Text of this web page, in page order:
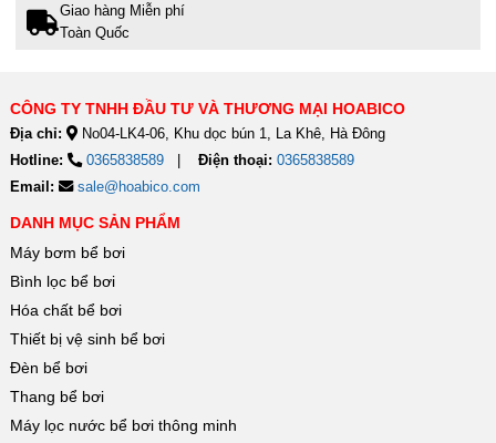
Giao hàng Miễn phí
Toàn Quốc
CÔNG TY TNHH ĐẦU TƯ VÀ THƯƠNG MẠI HOABICO
Địa chỉ:
No04-LK4-06, Khu dọc bún 1, La Khê, Hà Đông
Hotline:
0365838589 Điện thoại: 0365838589
Email:
sale@hoabico.com
DANH MỤC SẢN PHẨM
Máy bơm bể bơi
Bình lọc bể bơi
Hóa chất bể bơi
Thiết bị vệ sinh bể bơi
Đèn bể bơi
Thang bể bơi
Máy lọc nước bể bơi thông minh